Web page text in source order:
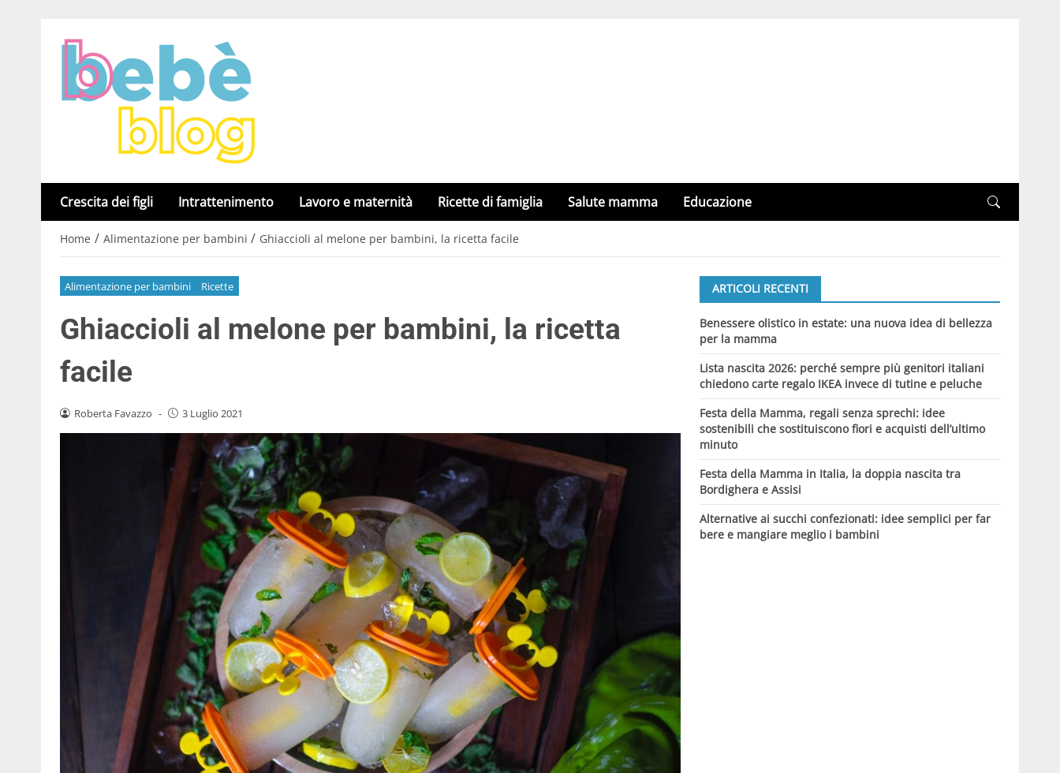
Crescita dei figli Intrattenimento Lavoro e maternità Ricette di famiglia Salute mamma Educazione
Home / Alimentazione per bambini / Ghiaccioli al melone per bambini, la ricetta facile
Alimentazione per bambini Ricette
Ghiaccioli al melone per bambini, la ricetta
facile
Roberta Favazzo - 3 Luglio 2021
ARTICOLI RECENTI
Benessere olistico in estate: una nuova idea di bellezza
per la mamma
Lista nascita 2026: perché sempre più genitori italiani
chiedono carte regalo IKEA invece di tutine e peluche
Festa della Mamma, regali senza sprechi: idee
sostenibili che sostituiscono fiori e acquisti dell’ultimo
minuto
Festa della Mamma in Italia, la doppia nascita tra
Bordighera e Assisi
Alternative ai succhi confezionati: idee semplici per far
bere e mangiare meglio i bambini